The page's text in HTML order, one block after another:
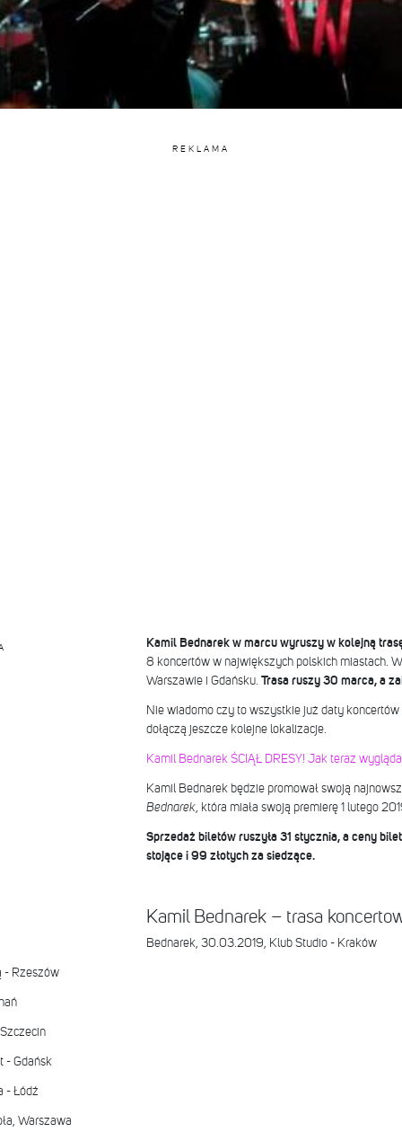
REKLAMA
Kamil Bednarek w marcu wyruszy w kolejną
8 koncertów w największych polskich miastach.
Warszawie i Gdańsku. Trasa ruszy 30 marca, a
Nie wiadomo czy to wszystkie już daty
dołączą jeszcze kolejne lokalizacje.
Kamil Bednarek ŚCIĄŁ DRESY! Jak teraz
Kamil Bednarek będzie promował swoją
Bednarek, która miała swoją premierę 1 lutego
Sprzedaż biletów ruszyła 31 stycznia, a ceny
stojące i 99 złotych za siedzące.
Kamil Bednarek – trasa
Bednarek, 30.03.2019, Klub Studio - Kraków
- Rzeszów
- Gdańsk
- Łódź
Warszawa